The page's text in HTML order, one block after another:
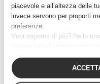
piacevole e all’altezza delle
invece servono per proporti
preferenze.
Vuoi saperne di più? Nella
“Personalizza”.
In alternativa, puoi cliccare
acconsentendo solo ai
Il digitale per